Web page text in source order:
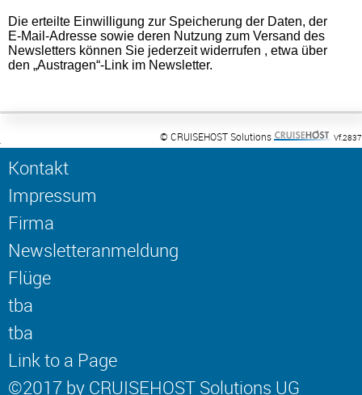
Die erteilte Einwilligung zur Speicherung der Daten, der
E-Mail-Adresse sowie deren Nutzung zum Versand des
Newsletters können Sie jederzeit widerrufen , etwa über
den „Austragen“-Link im Newsletter.
© CRUISEHOST Solutions Vf.2837
Kontakt
Impressum
Firma
Newsletteranmeldung
Flüge
tba
tba
Link to a Page
©2017 by CRUISEHOST Solutions UG